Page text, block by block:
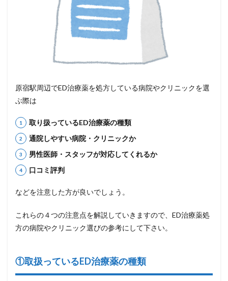
原宿駅周辺でED治療薬を処方している病院やクリニックを選
ぶ際は
取り扱っているED治療薬の種類
通院しやすい病院・クリニックか
男性医師・スタッフが対応してくれるか
口コミ評判
などを注意した方が良いでしょう。
これらの４つの注意点を解説していきますので、ED治療薬処
方の病院やクリニック選びの参考にして下さい。
①取扱っているED治療薬の種類